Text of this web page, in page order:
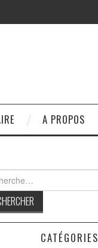
A PROPOS
CATÉGORIES